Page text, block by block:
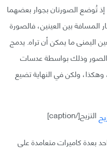
إذ تُوضع الصورتان بجوار بعضهما
بين العينين، فالصورة
اليمنى ما يمكن أن تراه. يدمج
الصور وذلك بواسطة عدسات
ولكن في النهاية تضيع
التزيح[/caption]
بعدة كاميرات متعامدة على